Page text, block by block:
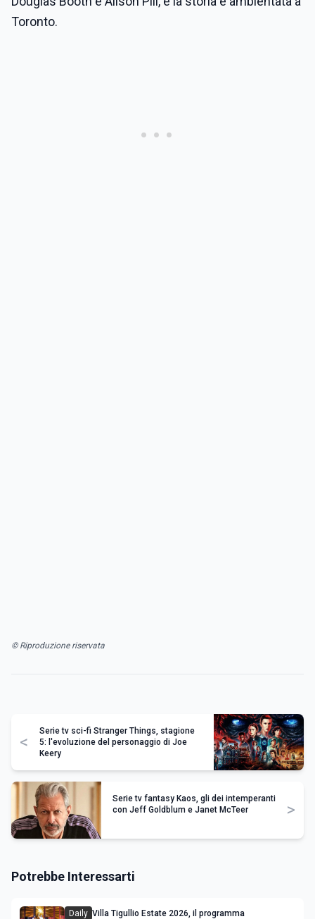
Toronto.
© Riproduzione riservata
<
Serie tv sci-fi Stranger Things, stagione
5: l'evoluzione del personaggio di Joe
Keery
Serie tv fantasy Kaos, gli dei intemperanti
con Jeff Goldblum e Janet McTeer
>
Potrebbe Interessarti
Daily Villa Tigullio Estate 2026, il programma